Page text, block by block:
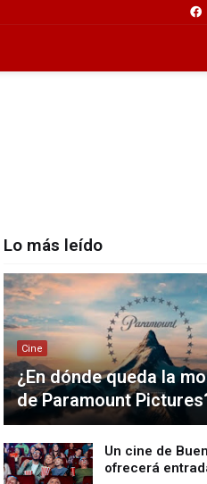
Lo más leído
Cine
¿En dónde queda la
de Paramount
Un cine de
ofrecerá